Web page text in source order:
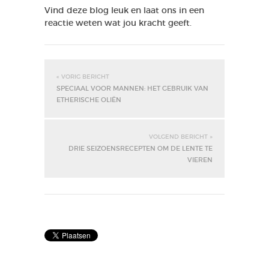
Vind deze blog leuk en laat ons in een
reactie weten wat jou kracht geeft.
« VORIG BERICHT
SPECIAAL VOOR MANNEN: HET GEBRUIK VAN
ETHERISCHE OLIËN
VOLGEND BERICHT »
DRIE SEIZOENSRECEPTEN OM DE LENTE TE
VIEREN